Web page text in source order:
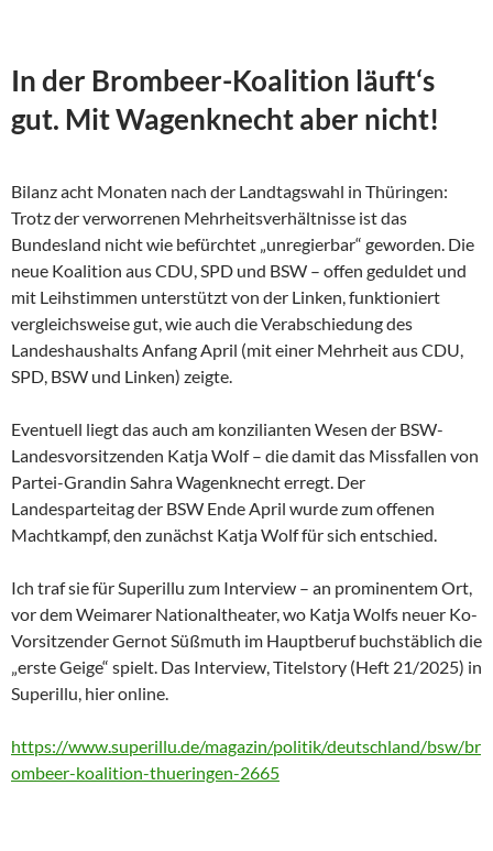
In der Brombeer-Koalition läuft‘s
gut. Mit Wagenknecht aber nicht!
Bilanz acht Monaten nach der Landtagswahl in Thüringen:
Trotz der verworrenen Mehrheitsverhältnisse ist das
Bundesland nicht wie befürchtet „unregierbar“ geworden. Die
neue Koalition aus CDU, SPD und BSW – offen geduldet und
mit Leihstimmen unterstützt von der Linken, funktioniert
vergleichsweise gut, wie auch die Verabschiedung des
Landeshaushalts Anfang April (mit einer Mehrheit aus CDU,
SPD, BSW und Linken) zeigte.
Eventuell liegt das auch am konzilianten Wesen der BSW-
Landesvorsitzenden Katja Wolf – die damit das Missfallen von
Partei-Grandin Sahra Wagenknecht erregt. Der
Landesparteitag der BSW Ende April wurde zum offenen
Machtkampf, den zunächst Katja Wolf für sich entschied.
Ich traf sie für Superillu zum Interview – an prominentem Ort,
vor dem Weimarer Nationaltheater, wo Katja Wolfs neuer Ko-
Vorsitzender Gernot Süßmuth im Hauptberuf buchstäblich die
„erste Geige“ spielt. Das Interview, Titelstory (Heft 21/2025) in
Superillu, hier online.
https://www.superillu.de/magazin/politik/deutschland/bsw/br
ombeer-koalition-thueringen-2665